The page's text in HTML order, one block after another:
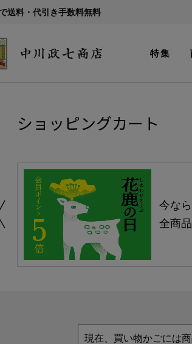
送料・代引き手数料無料
特集
ショッピングカート
今な
全商
現在、買い物かごには